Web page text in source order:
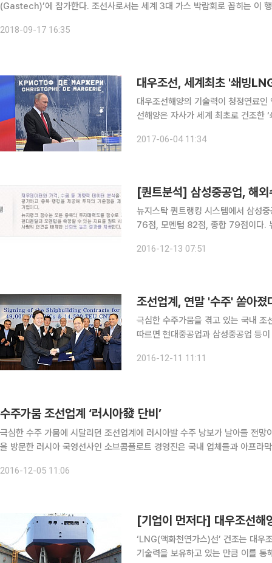
(Gastech)’에 참가한다. 조선사로서는 세계 3대 가스 박람회로 꼽히는 이
2018-09-17 16:35
대우조선, 세계최초 '쇄빙
대우조선해양의 기술력이 청정연료인
선해양은 자사가 세계 최초로 건조한
2017-06-04 11:34
[퀀트분석] 삼성중공업, 해
뉴지스탁 퀀트랭킹 시스템에서 삼성중공업이 13
76점, 모멘텀 82점, 종합 79점이다.
등에 수주체결 가능성이 높아지고 있
2016-12-13 07:51
조선업계, 연말 '수주' 쏟아
극심한 수주가뭄을 겪고 있는 국내 조선업계
따르면 현대중공업과 삼성중공업 등이 이란,
테이너선 4척과 4만9000t급 PC선
2016-12-11 11:11
수주가뭄 조선업계 ‘러시아發 단비’
극심한 수주 가뭄에 시달리던 조선업계에 러시아발 수주 낭보가 날아들 전망이다. 5일 조선·해운 전문지 트레이드윈즈에 따르면,
을 방문한 러시아 국영선사인 소브콤플로트 경영진은 국내 업체들과 아프
2016-12-05 11:06
‘LNG(액화천연가스)선’ 건조는 대우
기술력을 보유하고 있는 만큼 이를 통해 현재